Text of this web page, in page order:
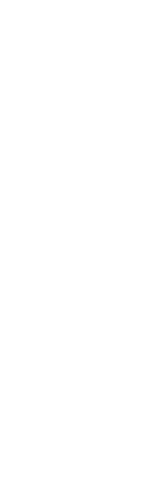
THE BLUR BLURRING &